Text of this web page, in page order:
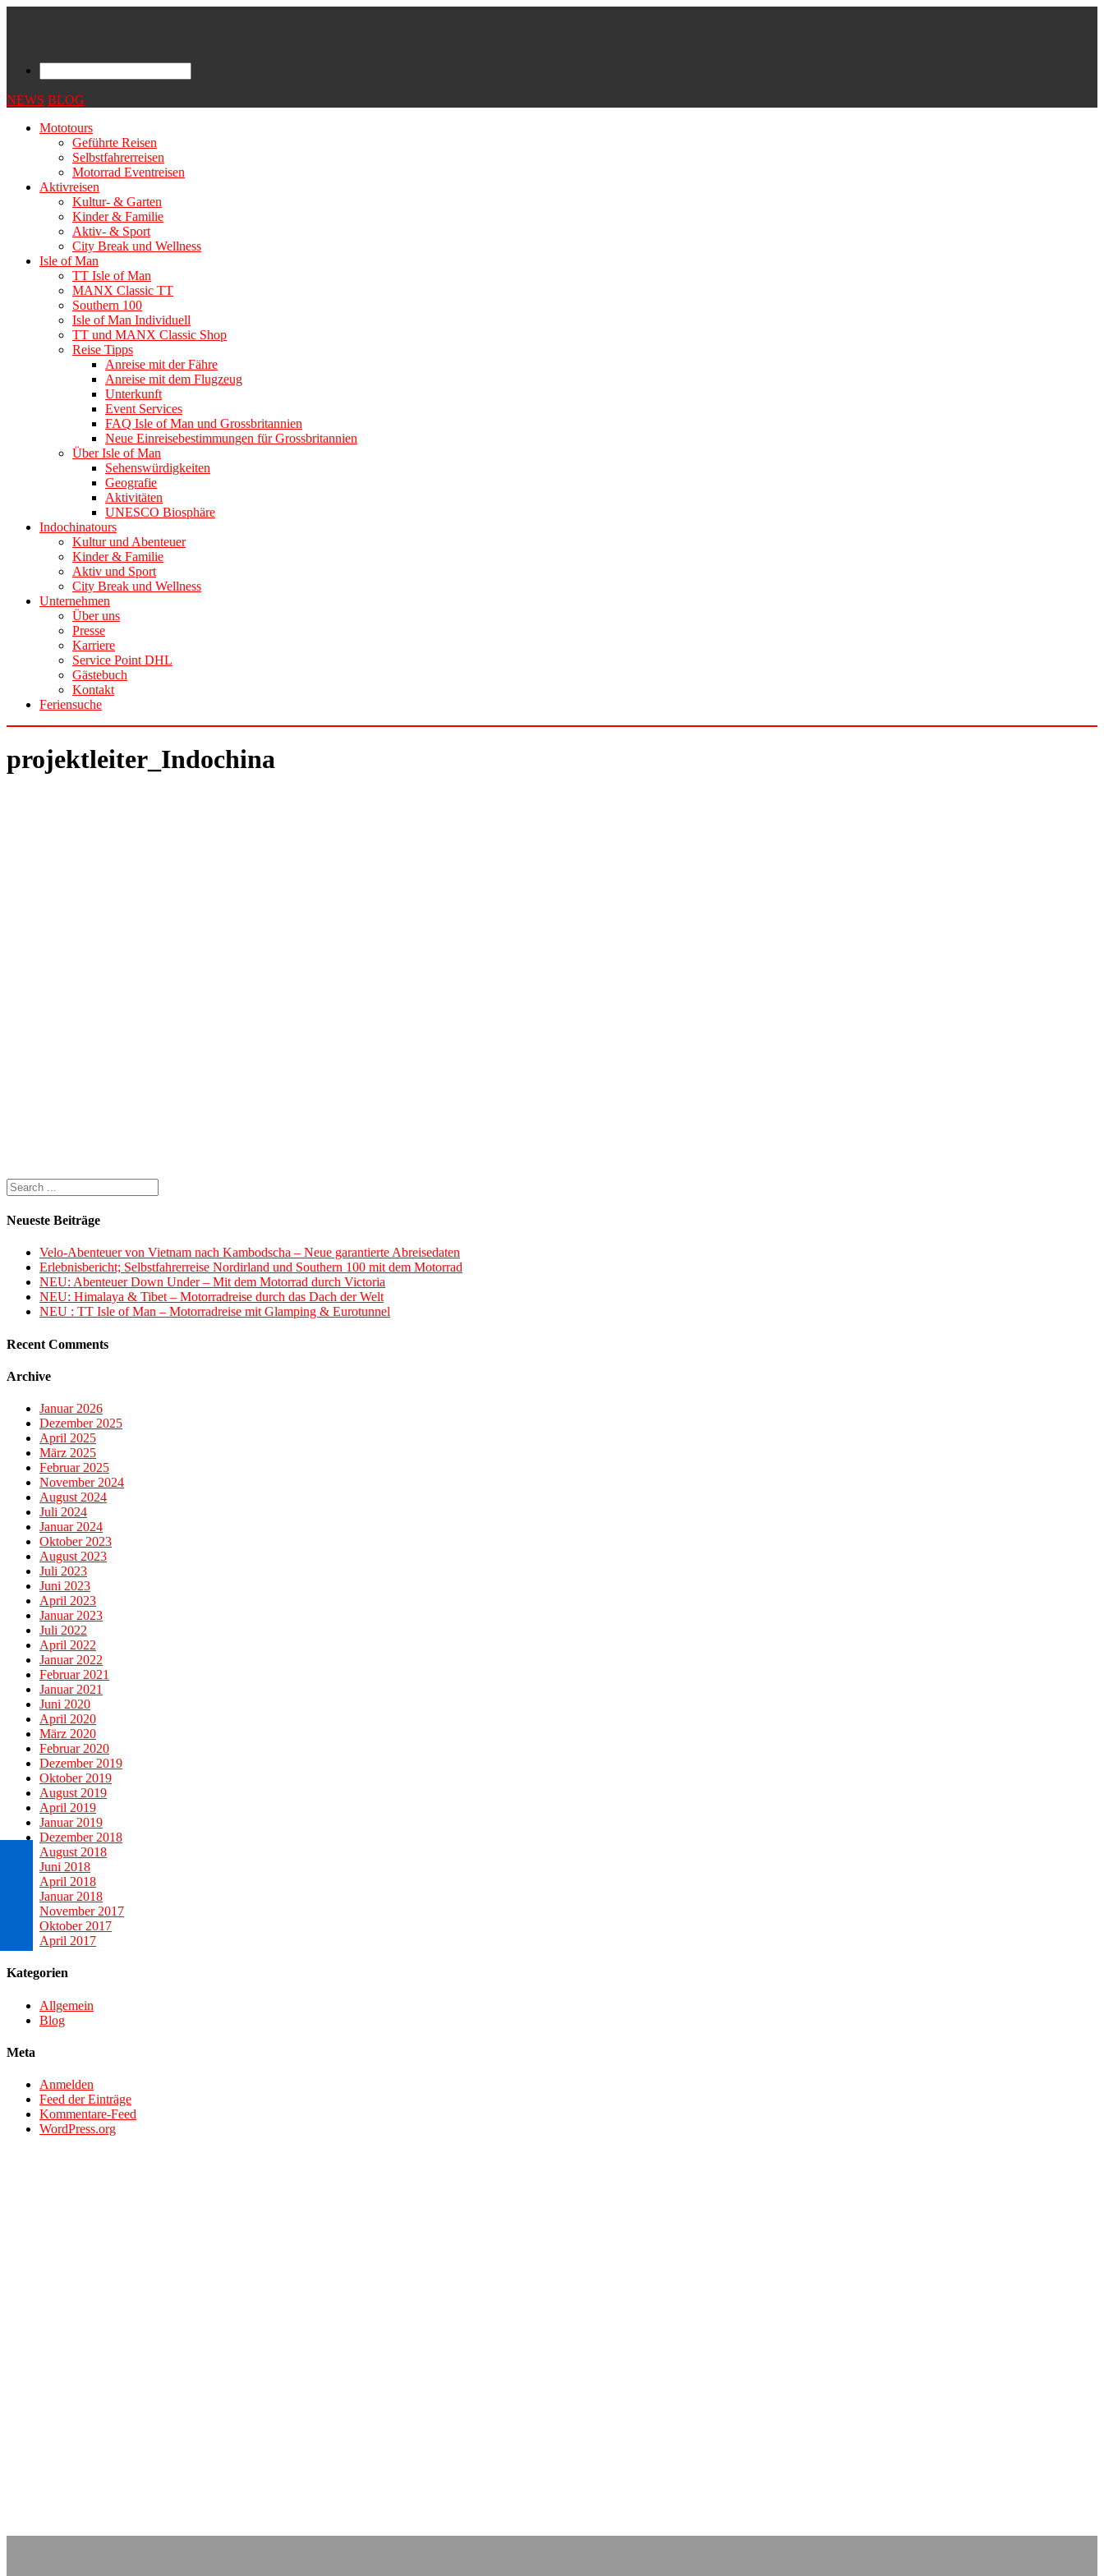
NEWS BLOG
Mototours
Geführte Reisen
Selbstfahrerreisen
Motorrad Eventreisen
Aktivreisen
Kultur- & Garten
Kinder & Familie
Aktiv- & Sport
City Break und Wellness
Isle of Man
TT Isle of Man
MANX Classic TT
Southern 100
Isle of Man Individuell
TT und MANX Classic Shop
Reise Tipps
Anreise mit der Fähre
Anreise mit dem Flugzeug
Unterkunft
Event Services
FAQ Isle of Man und Grossbritannien
Neue Einreisebestimmungen für Grossbritannien
Über Isle of Man
Sehenswürdigkeiten
Geografie
Aktivitäten
UNESCO Biosphäre
Indochinatours
Kultur und Abenteuer
Kinder & Familie
Aktiv und Sport
City Break und Wellness
Unternehmen
Über uns
Presse
Karriere
Service Point DHL
Gästebuch
Kontakt
Feriensuche
projektleiter_Indochina
Neueste Beiträge
Velo-Abenteuer von Vietnam nach Kambodscha – Neue garantierte Abreisedaten
Erlebnisbericht; Selbstfahrerreise Nordirland und Southern 100 mit dem Motorrad
NEU: Abenteuer Down Under – Mit dem Motorrad durch Victoria
NEU: Himalaya & Tibet – Motorradreise durch das Dach der Welt
NEU : TT Isle of Man – Motorradreise mit Glamping & Eurotunnel
Recent Comments
Archive
Januar 2026
Dezember 2025
April 2025
März 2025
Februar 2025
November 2024
August 2024
Juli 2024
Januar 2024
Oktober 2023
August 2023
Juli 2023
Juni 2023
April 2023
Januar 2023
Juli 2022
April 2022
Januar 2022
Februar 2021
Januar 2021
Juni 2020
April 2020
März 2020
Februar 2020
Dezember 2019
Oktober 2019
August 2019
April 2019
Januar 2019
Dezember 2018
August 2018
Juni 2018
April 2018
Januar 2018
November 2017
Oktober 2017
April 2017
Kategorien
Allgemein
Blog
Meta
Anmelden
Feed der Einträge
Kommentare-Feed
WordPress.org